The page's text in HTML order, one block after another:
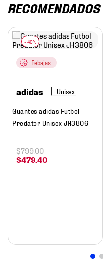
RECOMENDADOS
Rebajas
adidas
Guantes adidas Futbol
Predator Unisex JH3806
$479 40
$799.00